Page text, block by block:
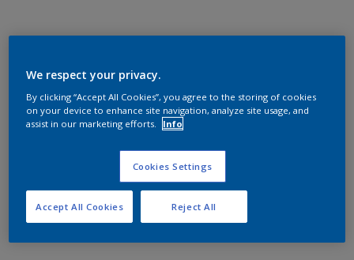
We respect your privacy.
By clicking “Accept All Cookies”, you agree to the storing of cookies
on your device to enhance site navigation, analyze site usage, and
assist in our marketing efforts.
Info
Cookies Settings
Reject All
Accept All Cookies